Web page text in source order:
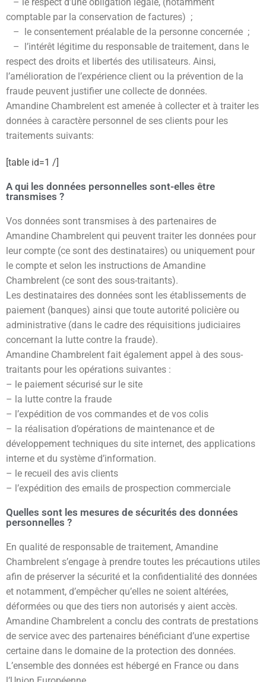
comptable par la conservation de factures) ;
– le consentement préalable de la personne concernée ;
– l’intérêt légitime du responsable de traitement, dans le
respect des droits et libertés des utilisateurs. Ainsi,
l’amélioration de l’expérience client ou la prévention de la
fraude peuvent justifier une collecte de données.
Amandine Chambrelent est amenée à collecter et à traiter les
données à caractère personnel de ses clients pour les
traitements suivants:
[table id=1 /]
A qui les données personnelles sont-elles être
transmises ?
Vos données sont transmises à des partenaires de
Amandine Chambrelent qui peuvent traiter les données pour
leur compte (ce sont des destinataires) ou uniquement pour
le compte et selon les instructions de Amandine
Chambrelent (ce sont des sous-traitants).
Les destinataires des données sont les établissements de
paiement (banques) ainsi que toute autorité policière ou
administrative (dans le cadre des réquisitions judiciaires
concernant la lutte contre la fraude).
Amandine Chambrelent fait également appel à des sous-
traitants pour les opérations suivantes :
– le paiement sécurisé sur le site
– la lutte contre la fraude
– l’expédition de vos commandes et de vos colis
– la réalisation d’opérations de maintenance et de
développement techniques du site internet, des applications
interne et du système d’information.
– le recueil des avis clients
– l’expédition des emails de prospection commerciale
Quelles sont les mesures de sécurités des données
personnelles ?
En qualité de responsable de traitement, Amandine
Chambrelent s’engage à prendre toutes les précautions utiles
afin de préserver la sécurité et la confidentialité des données
et notamment, d’empêcher qu’elles ne soient altérées,
déformées ou que des tiers non autorisés y aient accès.
Amandine Chambrelent a conclu des contrats de prestations
de service avec des partenaires bénéficiant d’une expertise
certaine dans le domaine de la protection des données.
L’ensemble des données est hébergé en France ou dans